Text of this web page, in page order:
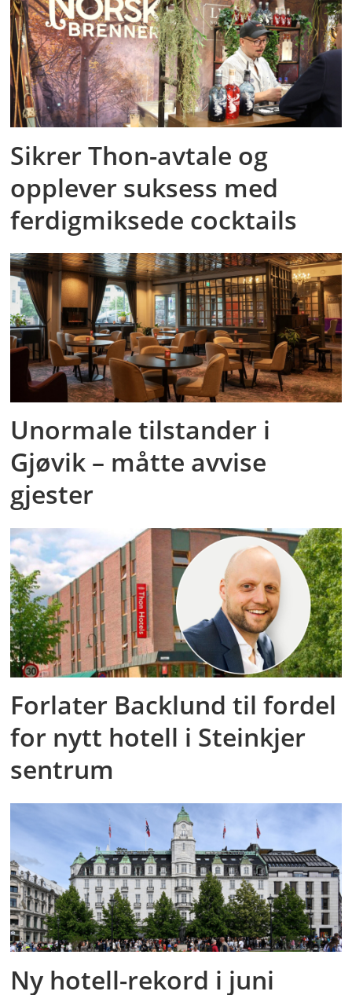
Sikrer Thon-avtale og
opplever suksess med
ferdigmiksede cocktails
Unormale tilstander i
Gjøvik – måtte avvise
gjester
Forlater Backlund til fordel
for nytt hotell i Steinkjer
sentrum
Ny hotell-rekord i juni